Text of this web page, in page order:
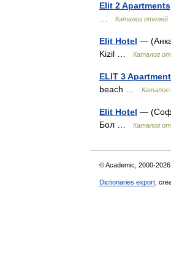
Elit 2 Apartments
Каталог отелей
Elit Hotel —
Kizil …
Каталог
ELIT 3 Apartment
beach …
Каталог
Elit Hotel —
Бол …
Каталог
© Academic, 2000-2026
Dictionaries export ,